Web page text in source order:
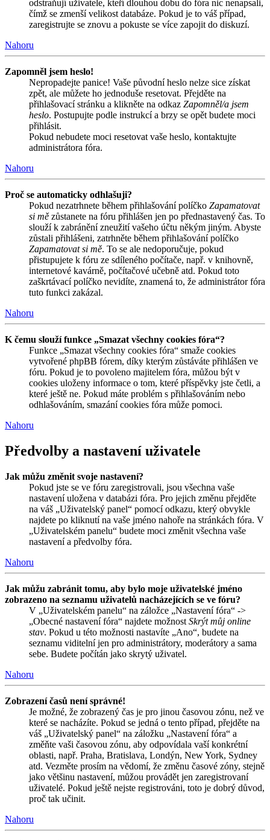
odstraňují uživatele, kteří dlouhou dobu do fóra nic nenapsali,
čímž se zmenší velikost databáze. Pokud je to váš případ,
zaregistrujte se znovu a pokuste se více zapojit do diskuzí.
Nahoru
Zapomněl jsem heslo!
Nepropadejte panice! Vaše původní heslo nelze sice získat
zpět, ale můžete ho jednoduše resetovat. Přejděte na
přihlašovací stránku a klikněte na odkaz Zapomněl/a jsem
heslo. Postupujte podle instrukcí a brzy se opět budete moci
přihlásit.
Pokud nebudete moci resetovat vaše heslo, kontaktujte
administrátora fóra.
Nahoru
Proč se automaticky odhlašuji?
Pokud nezatrhnete během přihlašování políčko Zapamatovat
si mě zůstanete na fóru přihlášen jen po přednastavený čas. To
slouží k zabránění zneužití vašeho účtu někým jiným. Abyste
zůstali přihlášeni, zatrhněte během přihlašování políčko
Zapamatovat si mě. To se ale nedoporučuje, pokud
přistupujete k fóru ze sdíleného počítače, např. v knihovně,
internetové kavárně, počítačové učebně atd. Pokud toto
zaškrtávací políčko nevidíte, znamená to, že administrátor fóra
tuto funkci zakázal.
Nahoru
K čemu slouží funkce „Smazat všechny cookies fóra“?
Funkce „Smazat všechny cookies fóra“ smaže cookies
vytvořené phpBB fórem, díky kterým zůstáváte přihlášen ve
fóru. Pokud je to povoleno majitelem fóra, můžou být v
cookies uloženy informace o tom, které příspěvky jste četli, a
které ještě ne. Pokud máte problém s přihlašováním nebo
odhlašováním, smazání cookies fóra může pomoci.
Nahoru
Předvolby a nastavení uživatele
Jak můžu změnit svoje nastavení?
Pokud jste se ve fóru zaregistrovali, jsou všechna vaše
nastavení uložena v databázi fóra. Pro jejich změnu přejděte
na váš „Uživatelský panel“ pomocí odkazu, který obvykle
najdete po kliknutí na vaše jméno nahoře na stránkách fóra. V
„Uživatelském panelu“ budete moci změnit všechna vaše
nastavení a předvolby fóra.
Nahoru
Jak můžu zabránit tomu, aby bylo moje uživatelské jméno
zobrazeno na seznamu uživatelů nacházejících se ve fóru?
V „Uživatelském panelu“ na záložce „Nastavení fóra“ ->
„Obecné nastavení fóra“ najdete možnost Skrýt můj online
stav. Pokud u této možnosti nastavíte „Ano“, budete na
seznamu viditelní jen pro administrátory, moderátory a sama
sebe. Budete počítán jako skrytý uživatel.
Nahoru
Zobrazení časů není správné!
Je možné, že zobrazený čas je pro jinou časovou zónu, než ve
které se nacházíte. Pokud se jedná o tento případ, přejděte na
váš „Uživatelský panel“ na záložku „Nastavení fóra“ a
změňte vaši časovou zónu, aby odpovídala vaší konkrétní
oblasti, např. Praha, Bratislava, Londýn, New York, Sydney
atd. Vezměte prosím na vědomí, že změnu časové zóny, stejně
jako většinu nastavení, můžou provádět jen zaregistrovaní
uživatelé. Pokud ještě nejste registrováni, toto je dobrý důvod,
proč tak učinit.
Nahoru